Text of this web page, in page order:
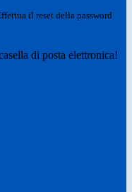
il reset della password
di posta elettronica!